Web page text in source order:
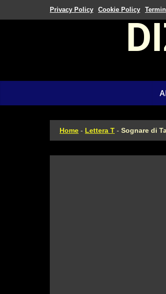
Privacy Policy Cookie Policy
Home - Lettera T - Sognare di